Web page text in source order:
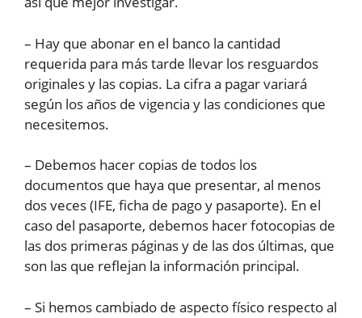
– Hay que abonar en el banco la cantidad
requerida para más tarde llevar los resguardos
originales y las copias. La cifra a pagar variará
según los años de vigencia y las condiciones que
necesitemos.
– Debemos hacer copias de todos los
documentos que haya que presentar, al menos
dos veces (IFE, ficha de pago y pasaporte). En el
caso del pasaporte, debemos hacer fotocopias de
las dos primeras páginas y de las dos últimas, que
son las que reflejan la información principal.
– Si hemos cambiado de aspecto físico respecto al